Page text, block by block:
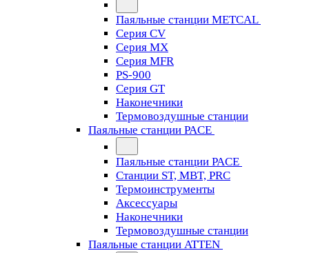
Паяльные станции METCAL
Серия CV
Серия MX
Серия MFR
PS-900
Серия GT
Наконечники
Термовоздушные станции
Паяльные станции PACE
Паяльные станции PACE
Станции ST, MBT, PRC
Термоинструменты
Аксессуары
Наконечники
Термовоздушные станции
Паяльные станции ATTEN